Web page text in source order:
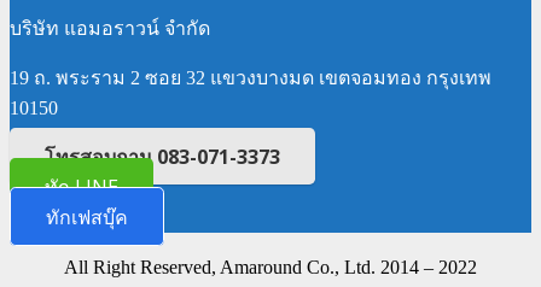
บริษัท แอมอราวน์ จำกัด
19 ถ. พระราม 2 ซอย 32 แขวงบางมด เขตจอมทอง กรุงเทพ
10150
โทรสอบถาม 083-071-3373
ทัก LINE
ทักเฟสบุ๊ค
All Right Reserved, Amaround Co., Ltd. 2014 – 2022